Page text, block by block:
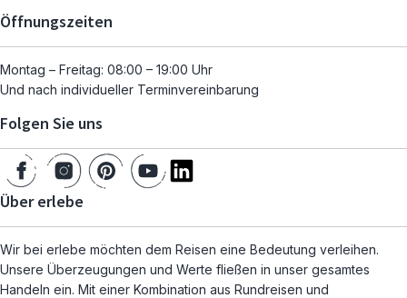
Öffnungszeiten
Montag – Freitag: 08:00 – 19:00 Uhr
Und nach individueller Terminvereinbarung
Folgen Sie uns
Über erlebe
Wir bei erlebe möchten dem Reisen eine Bedeutung verleihen.
Unsere Überzeugungen und Werte fließen in unser gesamtes
Handeln ein. Mit einer Kombination aus Rundreisen und